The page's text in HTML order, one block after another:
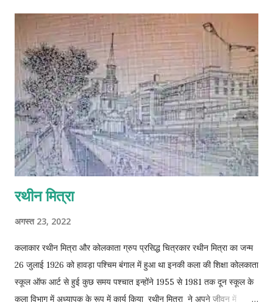
रथीन मित्रा
अगस्त 23, 2022
कलाकार रथीन मित्रा और कोलकाता ग्रुप प्रसिद्ध चित्रकार रथीन मित्रा का जन्म
26 जुलाई 1926 को हावड़ा पश्चिम बंगाल में हुआ था इनकी कला की शिक्षा कोलकाता
स्कूल ऑफ आर्ट से हुई कुछ समय पश्चात इन्होंने 1955 से 1981 तक दून स्कूल के
कला विभाग में अध्यापक के रूप में कार्य किया रथीन मित्रा ने अपने जीवन में